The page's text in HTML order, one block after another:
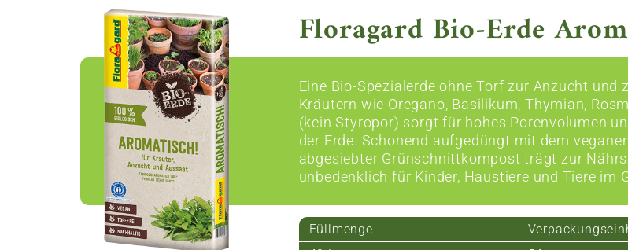
Floragard Bio-Erde
Eine Bio-Spezialerde ohne Torf zur Anzucht
Kräutern wie Oregano, Basilikum, Thymian,
(kein Styropor) sorgt für hohes Porenvolumen
der Erde. Schonend aufgedüngt mit dem
abgesiebter Grünschnittkompost trägt zur
unbedenklich für Kinder, Haustiere und Tiere im
Füllmenge